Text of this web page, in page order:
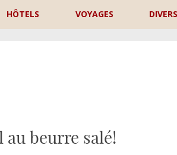
HÔTELS VOYAGES DIVERS
beurre salé!